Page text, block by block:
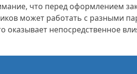
что перед оформлением
может работать с разными
оказывает непосредственное